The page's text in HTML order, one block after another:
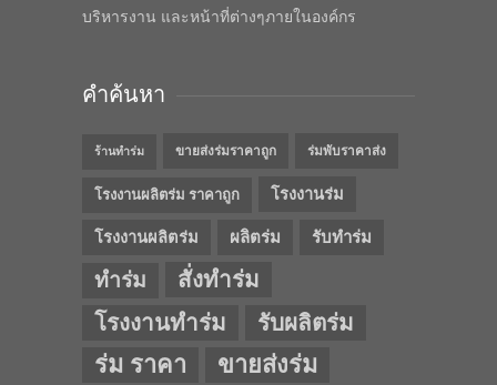
บริหารงาน และหน้าที่ต่างๆภายในองค์กร
คำค้นหา
ร้านทำร่ม ขายส่งร่มราคาถูก ร่มพับราคาส่ง
โรงงานผลิตร่ม ราคาถูก โรงงานร่ม
โรงงานผลิตร่ม ผลิตร่ม รับทำร่ม
ทำร่ม
สั่งทำร่ม
โรงงานทำร่ม
รับผลิตร่ม
ร่ม ราคา ขายส่งร่ม